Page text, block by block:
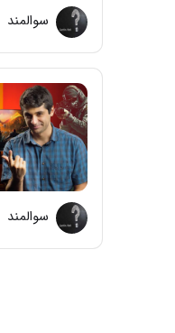
سوالمند
سوالمند